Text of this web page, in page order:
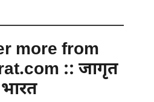
more from
:: जागृत
भारत